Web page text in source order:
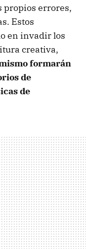
propios errores,
Estos
en invadir los
creativa,
formarán
de
de